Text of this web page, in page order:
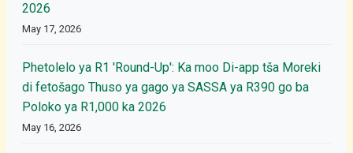
2026
May 17, 2026
Phetolelo ya R1 'Round-Up': Ka moo Di-app tša Moreki
di fetošago Thuso ya gago ya SASSA ya R390 go ba
Poloko ya R1,000 ka 2026
May 16, 2026